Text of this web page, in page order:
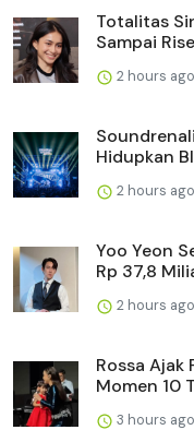
Totalitas
Sampai
2 hours ago
Hidupkan
2 hours ago
Yoo Yeon
Rp 37,8
2 hours ago
Rossa Ajak
Momen 10
3 hours ago